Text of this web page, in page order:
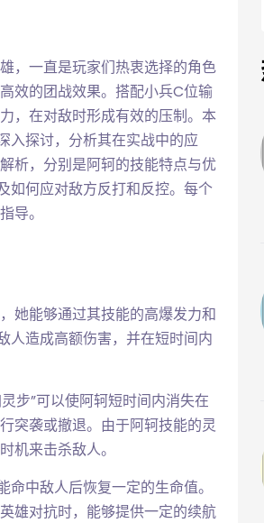
，一直是玩家们热衷选择的角色
效的团战效果。搭配小兵C位输
，在对敌时形成有效的压制。本
入探讨，分析其在实战中的应
析，分别是阿轲的技能特点与优
如何应对敌方反打和反控。每个
导。
她能够通过其技能的高爆发力和
人造成高额伤害，并在短时间内
步”可以使阿轲短时间内消失在
突袭或撤退。由于阿轲技能的灵
机来击杀敌人。
中敌人后恢复一定的生命值。
雄对抗时，能够提供一定的续航